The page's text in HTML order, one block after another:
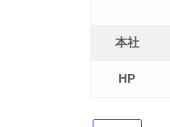
本社
HP